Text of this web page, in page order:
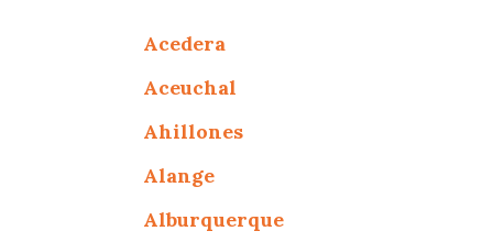
Acedera
Aceuchal
Ahillones
Alange
Alburquerque